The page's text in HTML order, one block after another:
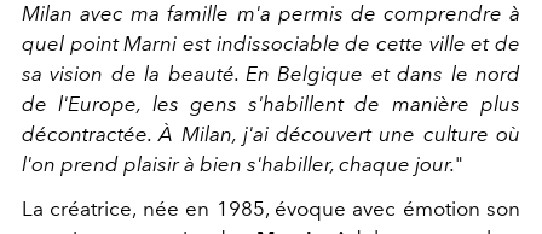
Milan avec ma famille m'a permis de comprendre à
quel point Marni est indissociable de cette ville et de
sa vision de la beauté. En Belgique et dans le nord
de l'Europe, les gens s'habillent de manière plus
décontractée. À Milan, j'ai découvert une culture où
l'on prend plaisir à bien s'habiller, chaque jour."
La créatrice, née en 1985, évoque avec émotion son